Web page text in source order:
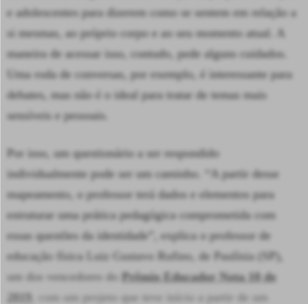
e adolescentes para dizerem como se sentem em relação a
si mesmas, ao próprio corpo e ao seu momento atual. A
maneira de acessar isso, contudo, pede alguns cuidados.
Uma roda de conversas, por exemplo, é interessante para
debates, mas não é o ideal para tratar de temas mais
sensíveis e pessoais.
Por isso, um questionário a ser respondido
individualmente pode ser um caminho. “A partir desse
mapeamento, o professor terá dados e elementos para
estruturar uma prática pedagógica comprometida com
essas questões da identidade”, explica o professor de
educação física Luiz Gustavo Rufino, de Paulínia (SP),
um dos vencedores do
Prêmio Educador Nota 10 de
2019
, com um projeto que teve início a partir de um